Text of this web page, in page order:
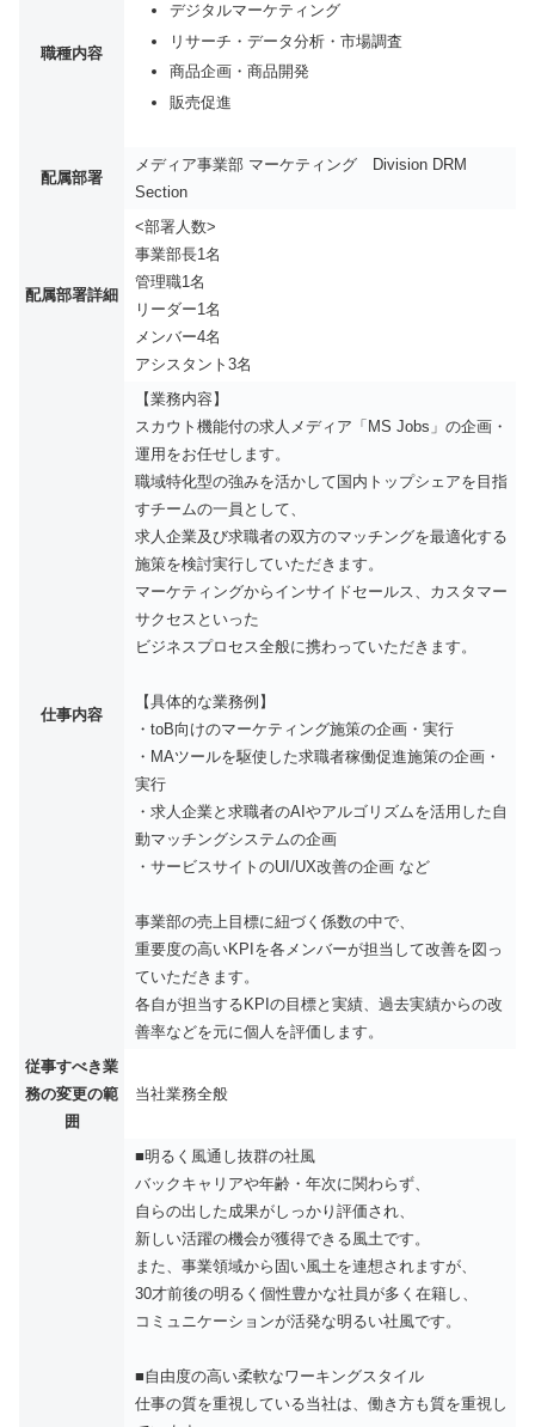
職種内容
デジタルマーケティング
リサーチ・データ分析・市場調査
商品企画・商品開発
販売促進
配属部署
メディア事業部 マーケティング Division DRM
Section
配属部署詳細
<部署人数>
事業部長1名
管理職1名
リーダー1名
メンバー4名
アシスタント3名
仕事内容
【業務内容】
スカウト機能付の求人メディア「MS Jobs」の企画・
運用をお任せします。
職域特化型の強みを活かして国内トップシェアを目指
すチームの一員として、
求人企業及び求職者の双方のマッチングを最適化する
施策を検討実行していただきます。
マーケティングからインサイドセールス、カスタマー
サクセスといった
ビジネスプロセス全般に携わっていただきます。
【具体的な業務例】
・toB向けのマーケティング施策の企画・実行
・MAツールを駆使した求職者稼働促進施策の企画・
実行
・求人企業と求職者のAIやアルゴリズムを活用した自
動マッチングシステムの企画
・サービスサイトのUI/UX改善の企画 など
事業部の売上目標に紐づく係数の中で、
重要度の高いKPIを各メンバーが担当して改善を図っ
ていただきます。
各自が担当するKPIの目標と実績、過去実績からの改
善率などを元に個人を評価します。
従事すべき業
務の変更の範
囲
当社業務全般
■明るく風通し抜群の社風
バックキャリアや年齢・年次に関わらず、
自らの出した成果がしっかり評価され、
新しい活躍の機会が獲得できる風土です。
また、事業領域から固い風土を連想されますが、
30才前後の明るく個性豊かな社員が多く在籍し、
コミュニケーションが活発な明るい社風です。
■自由度の高い柔軟なワーキングスタイル
仕事の質を重視している当社は、働き方も質を重視し